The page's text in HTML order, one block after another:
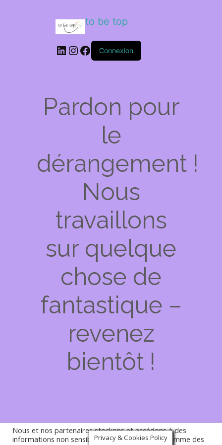
to be top
LinkedIn
Instagram
Facebook
Connexion
Pardon pour
le
dérangement !
Nous
travaillons
sur quelque
chose de
fantastique –
revenez
bientôt !
Privacy & Cookies Policy